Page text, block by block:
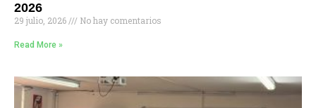
2026
29 julio, 2026 No hay comentarios
Read More »